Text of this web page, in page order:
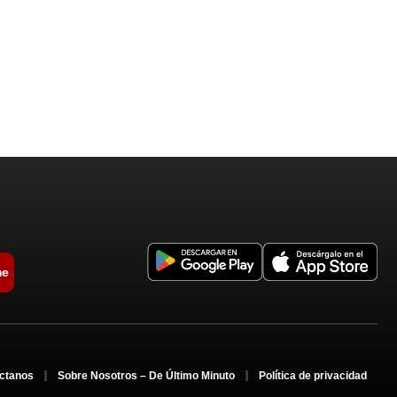
Sobre Nosotros – De Último Minuto Política de privacidad